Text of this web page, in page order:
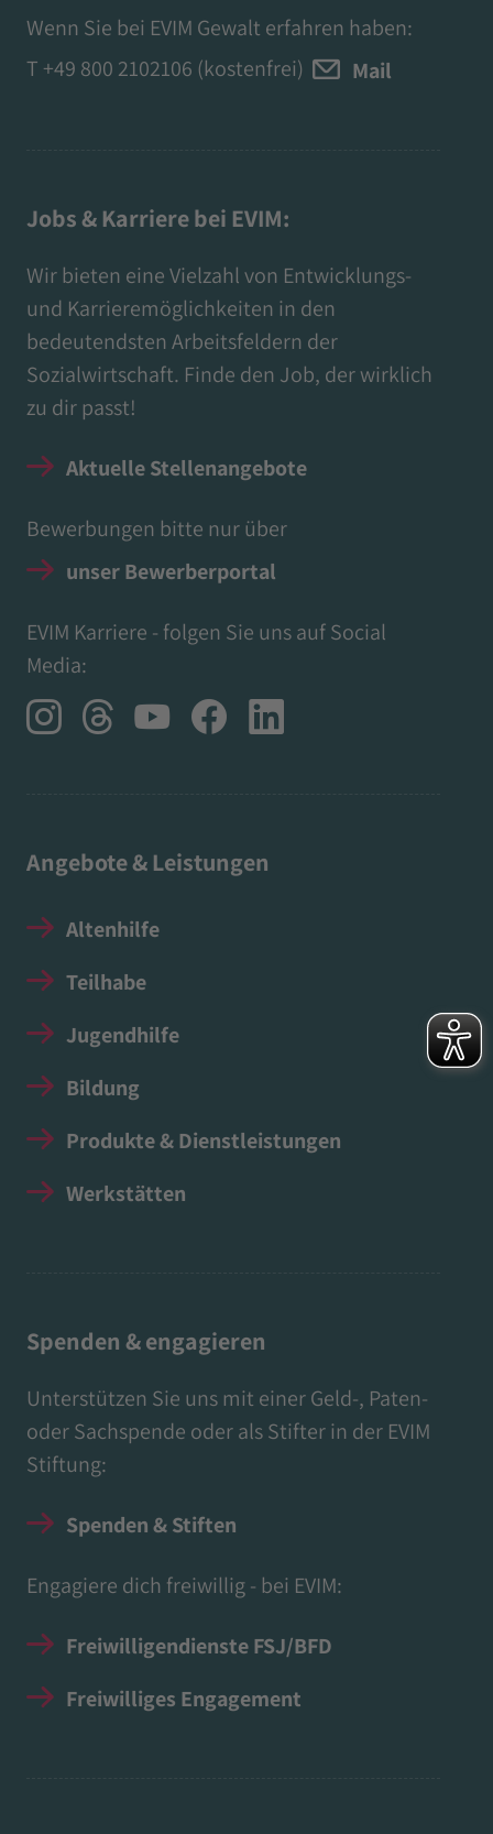
Wenn Sie bei EVIM Gewalt erfahren haben:
T +49 800 2102106 (kostenfrei) Mail
Jobs & Karriere bei EVIM:
Wir bieten eine Vielzahl von Entwicklungs-
und Karrieremöglichkeiten in den
bedeutendsten Arbeitsfeldern der
Sozialwirtschaft. Finde den Job, der wirklich
zu dir passt!
Aktuelle Stellenangebote
Bewerbungen bitte nur über
unser Bewerberportal
EVIM Karriere - folgen Sie uns auf Social
Media:
Angebote & Leistungen
Altenhilfe
Teilhabe
Jugendhilfe
Bildung
Produkte & Dienstleistungen
Werkstätten
Spenden & engagieren
Unterstützen Sie uns mit einer Geld-, Paten-
oder Sachspende oder als Stifter in der EVIM
Stiftung:
Spenden & Stiften
Engagiere dich freiwillig - bei EVIM:
Freiwilligendienste FSJ/BFD
Freiwilliges Engagement